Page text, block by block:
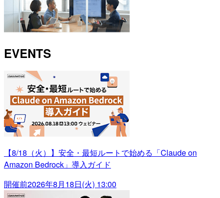
EVENTS
【8/18（火）】安全・最短ルートで始める「Claude on
Amazon Bedrock」導入ガイド
開催前2026年8月18日(火) 13:00